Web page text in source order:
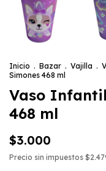
Inicio . Bazar . Vajilla .
Simones 468 ml
Vaso
468 ml
$3.000
Precio sin impuestos